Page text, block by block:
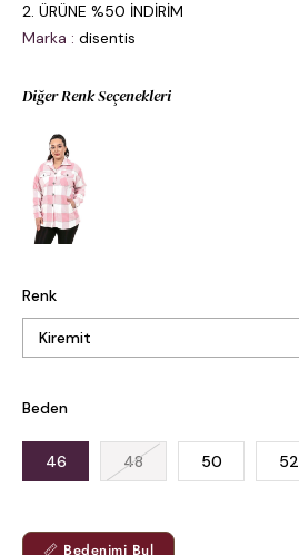
2. ÜRÜNE %50 İNDİRİM
Marka : disentis
Diğer Renk Seçenekleri
Renk
Beden
46 48 50 52
📏 Bedenimi Bul